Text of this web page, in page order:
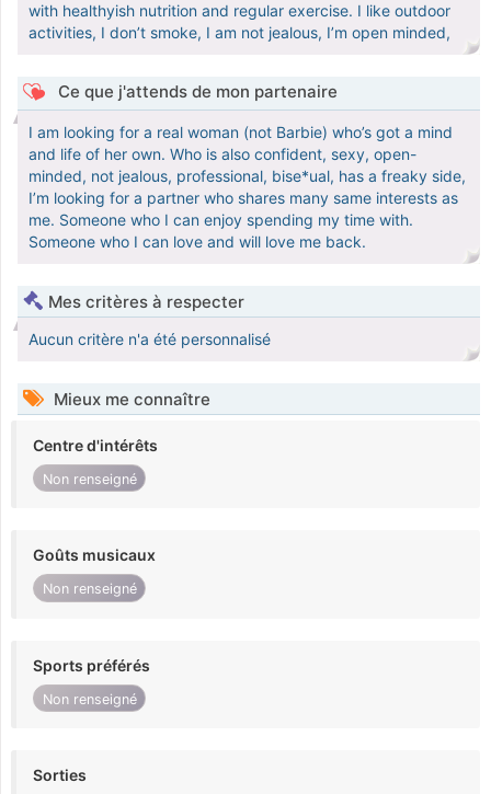
with healthyish nutrition and regular exercise. I like outdoor
activities, I don’t smoke, I am not jealous, I’m open minded,
Ce que j'attends de mon partenaire
I am looking for a real woman (not Barbie) who’s got a mind
and life of her own. Who is also confident, sexy, open-
minded, not jealous, professional, bise*ual, has a freaky side,
I’m looking for a partner who shares many same interests as
me. Someone who I can enjoy spending my time with.
Someone who I can love and will love me back.
Mes critères à respecter
Aucun critère n'a été personnalisé
Mieux me connaître
Centre d'intérêts
Non renseigné
Goûts musicaux
Non renseigné
Sports préférés
Non renseigné
Sorties